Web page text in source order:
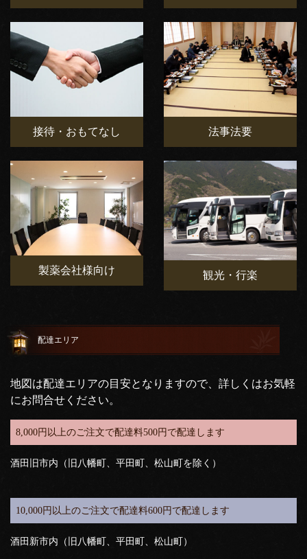
接待・おもてなし 法事法要
製薬会社様向け 観光・行楽
配達エリア
地図は配達エリアの目安となりますので、詳しくはお気軽
にお問合せください。
8,000円以上のご注文で配達料500円で配達します
酒田旧市内（旧八幡町、平田町、松山町を除く）
10,000円以上のご注文で配達料600円で配達します
酒田新市内（旧八幡町、平田町、松山町）